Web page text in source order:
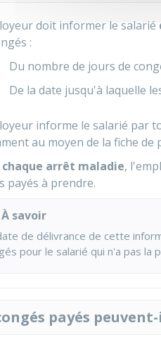
doit informer le salarié
:
Du nombre de jours de
De la date jusqu'à laquelle
informe le salarié par
au moyen de la fiche de
chaque arrêt maladie,
payés à prendre.
À savoir
de délivrance de cette
pour le salarié qui n'a pas
payés